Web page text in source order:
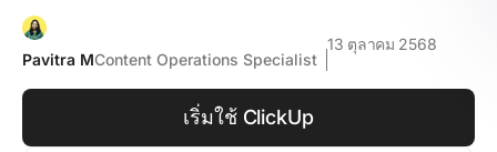
Pavitra MContent Operations Specialist
13 ตุลาคม 2568
เริ่มใช้ ClickUp